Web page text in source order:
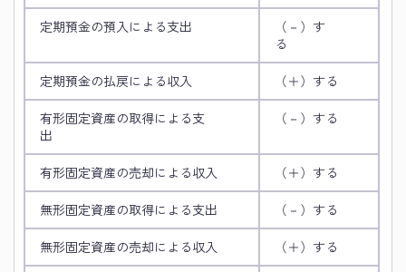
定期預金の預入による支出
（－）す
る
定期預金の払戻による収入 （＋）する
有形固定資産の取得による支
出
（－）する
有形固定資産の売却による収入 （＋）する
無形固定資産の取得による支出 （－）する
無形固定資産の売却による収入 （＋）する